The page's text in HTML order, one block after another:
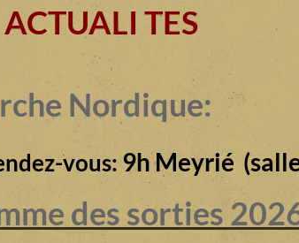
ACTUALI TES
Nordique:
vous: 9h Meyrié
des sorties